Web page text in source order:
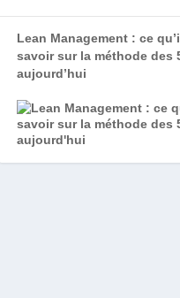
Lean Management : ce
savoir sur la méthode des
aujourd’hui